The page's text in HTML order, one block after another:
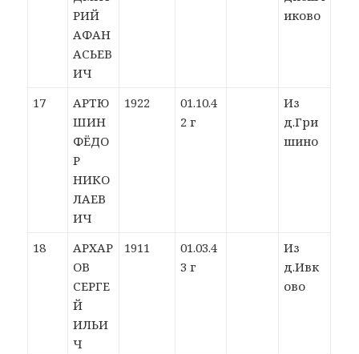
РИЙ
АФАН
АСЬЕВ
ИЧ
иково
17
АРТЮ
ШИН
ФЁДО
Р
НИКО
ЛАЕВ
ИЧ
1922
01.10.4
2 г
Из
д.Гри
шино
18
АРХАР
ОВ
СЕРГЕ
Й
ИЛЬИ
Ч
1911
01.03.4
3 г
Из
д.Ивк
ово